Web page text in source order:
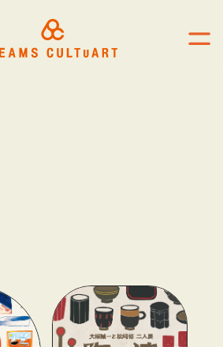
生まれるところ
#アートフェア
エ #アニメ
#エンタメ